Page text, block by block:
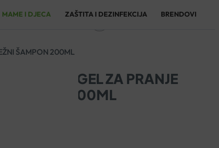
MAME I DJECA ZAŠTITA I DEZINFEKCIJA BRENDOVI
ŠAMPON 200ML
GEL ZA PRANJE
200ML